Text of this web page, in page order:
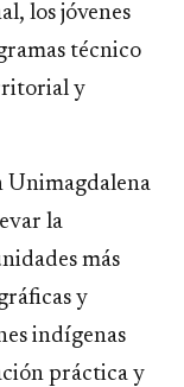
los jóvenes
técnico
y
Unimagdalena
la
más
y
indígenas
práctica y